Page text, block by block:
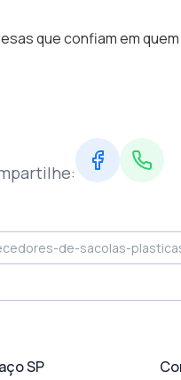
que confiam em
SP